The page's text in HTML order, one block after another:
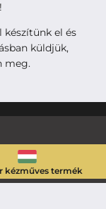
készítünk el és
küldjük,
meg.
kézműves termék